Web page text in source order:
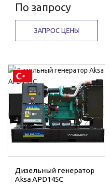
По запросу
ЗАПРОС ЦЕНЫ
Дизельный генератор
Aksa APD145C